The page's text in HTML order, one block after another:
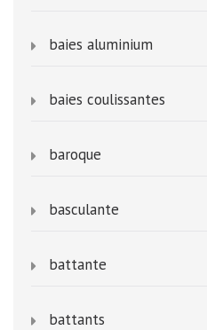
baies aluminium
baies coulissantes
baroque
basculante
battante
battants